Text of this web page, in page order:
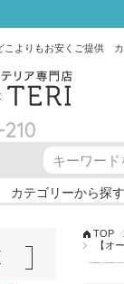
こよりもお安くご提供
カテゴリーから探す
TOP
【オ